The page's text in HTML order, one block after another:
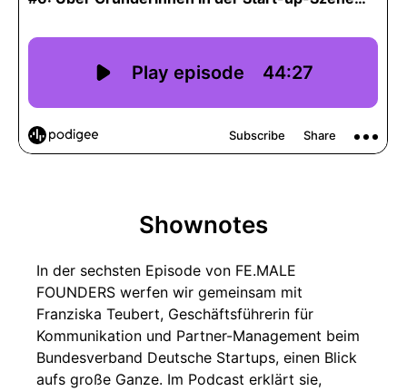
Shownotes
In der sechsten Episode von FE.MALE
FOUNDERS werfen wir gemeinsam mit
Franziska Teubert, Geschäftsführerin für
Kommunikation und Partner-Management beim
Bundesverband Deutsche Startups, einen Blick
aufs große Ganze. Im Podcast erklärt sie,